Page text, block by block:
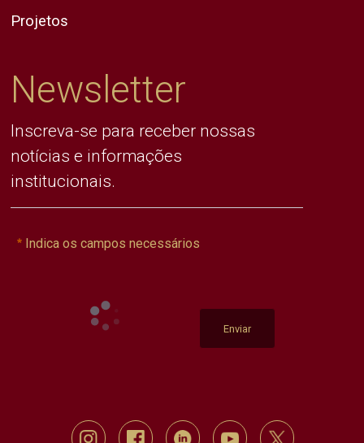
Projetos
Newsletter
Inscreva-se para receber nossas
notícias e informações
institucionais.
Indica os campos necessários
Enviar